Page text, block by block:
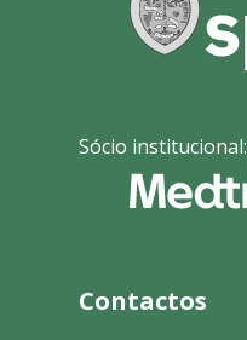
Sócio institucional:
Contactos